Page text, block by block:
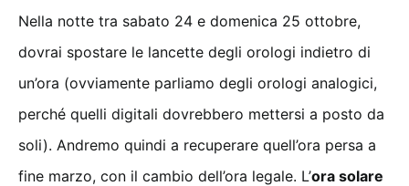
Nella notte tra sabato 24 e domenica 25 ottobre,
dovrai spostare le lancette degli orologi indietro di
un’ora (ovviamente parliamo degli orologi analogici,
perché quelli digitali dovrebbero mettersi a posto da
soli). Andremo quindi a recuperare quell’ora persa a
fine marzo, con il cambio dell’ora legale. L’ora solare